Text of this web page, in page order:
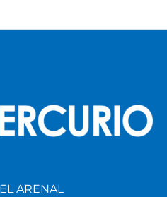
ARENAL